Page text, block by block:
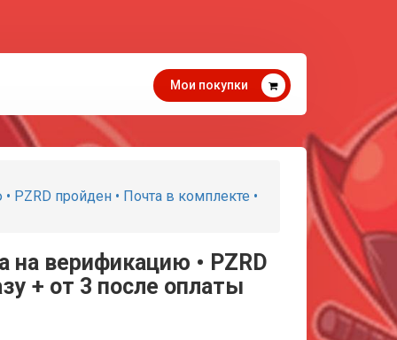
Мои покупки
PZRD пройден • Почта в комплекте •
на верификацию • PZRD
+ от 3 после оплаты